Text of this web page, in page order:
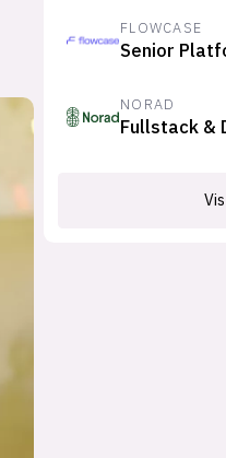
FLOWCASE
Senior
NORAD
Fullstack &